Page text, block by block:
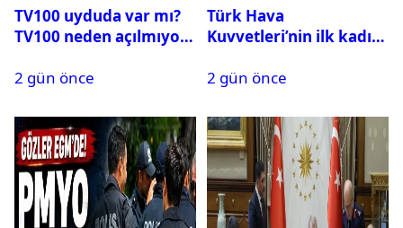
TV100 uyduda var mı?
TV100 neden açılmıyor?
2 gün önce
Türk Hava
Kuvvetleri’nin ilk kadın
Karapınar hakkında
ortaya çıktı
2 gün önce